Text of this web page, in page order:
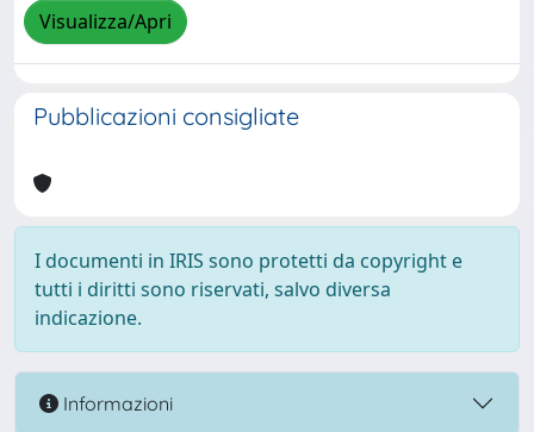
Visualizza/Apri
Pubblicazioni consigliate
I documenti in IRIS sono protetti da copyright e
tutti i diritti sono riservati, salvo diversa
indicazione.
Informazioni